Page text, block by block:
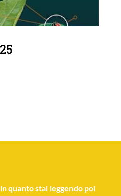
in quanto stai leggendo poi